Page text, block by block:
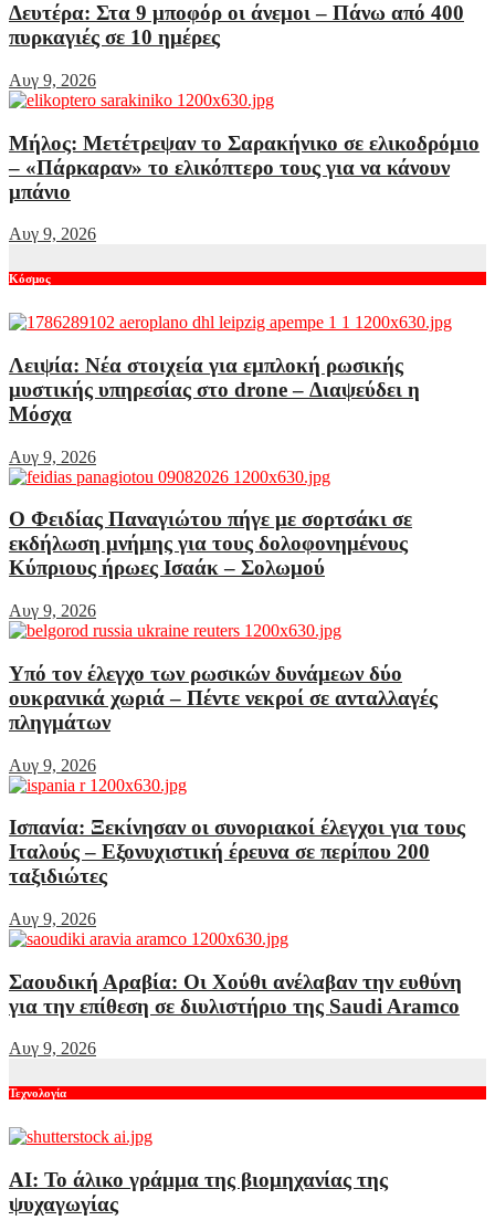
Δευτέρα: Στα 9 μποφόρ οι άνεμοι – Πάνω από 400
πυρκαγιές σε 10 ημέρες
Αυγ 9, 2026
Μήλος: Μετέτρεψαν το Σαρακήνικο σε ελικοδρόμιο
– «Πάρκαραν» το ελικόπτερο τους για να κάνουν
μπάνιο
Αυγ 9, 2026
Κόσμος
Λειψία: Νέα στοιχεία για εμπλοκή ρωσικής
μυστικής υπηρεσίας στο drone – Διαψεύδει η
Μόσχα
Αυγ 9, 2026
Ο Φειδίας Παναγιώτου πήγε με σορτσάκι σε
εκδήλωση μνήμης για τους δολοφονημένους
Κύπριους ήρωες Ισαάκ – Σολωμού
Αυγ 9, 2026
Υπό τον έλεγχο των ρωσικών δυνάμεων δύο
ουκρανικά χωριά – Πέντε νεκροί σε ανταλλαγές
πληγμάτων
Αυγ 9, 2026
Ισπανία: Ξεκίνησαν οι συνοριακοί έλεγχοι για τους
Ιταλούς – Εξονυχιστική έρευνα σε περίπου 200
ταξιδιώτες
Αυγ 9, 2026
Σαουδική Αραβία: Οι Χούθι ανέλαβαν την ευθύνη
για την επίθεση σε διυλιστήριο της Saudi Aramco
Αυγ 9, 2026
Τεχνολογία
AI: Το άλικο γράμμα της βιομηχανίας της
ψυχαγωγίας